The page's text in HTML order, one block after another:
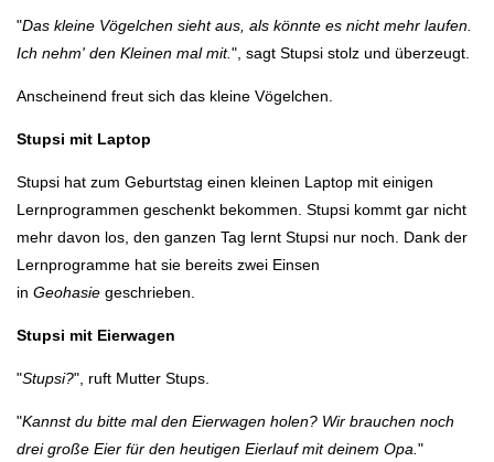
"Das kleine Vögelchen sieht aus, als könnte es nicht mehr laufen.
Ich nehm' den Kleinen mal mit.", sagt Stupsi stolz und überzeugt.
Anscheinend freut sich das kleine Vögelchen.
Stupsi mit Laptop
Stupsi hat zum Geburtstag einen kleinen Laptop mit einigen
Lernprogrammen geschenkt bekommen. Stupsi kommt gar nicht
mehr davon los, den ganzen Tag lernt Stupsi nur noch. Dank der
Lernprogramme hat sie bereits zwei Einsen
in Geohasie geschrieben.
Stupsi mit Eierwagen
"Stupsi?", ruft Mutter Stups.
"Kannst du bitte mal den Eierwagen holen? Wir brauchen noch
drei große Eier für den heutigen Eierlauf mit deinem Opa. "